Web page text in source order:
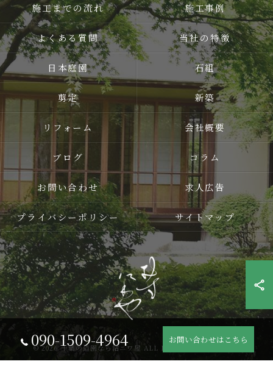
090-1509-4964 お問い合わせはこちら
施工までの流れ 施工事例
よくある質問 当社の特徴
日本庭園 石組
剪定 新築
リフォーム 会社概要
ブログ コラム
お問い合わせ 求人広告
プライバシーポリシー サイトマップ
© 2026 千葉の造園なら結ニワ屋 ALL RIGHTS RESERVED.